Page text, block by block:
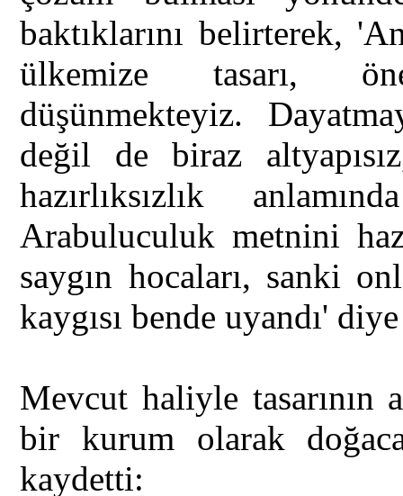
baktıklarını belirterek,
ülkemize tasarı,
düşünmekteyiz.
değil de biraz
hazırlıksızlık
Arabuluculuk metnini
saygın hocaları, sanki
kaygısı bende uyandı'
Mevcut haliyle tasarının
bir kurum olarak
kaydetti: